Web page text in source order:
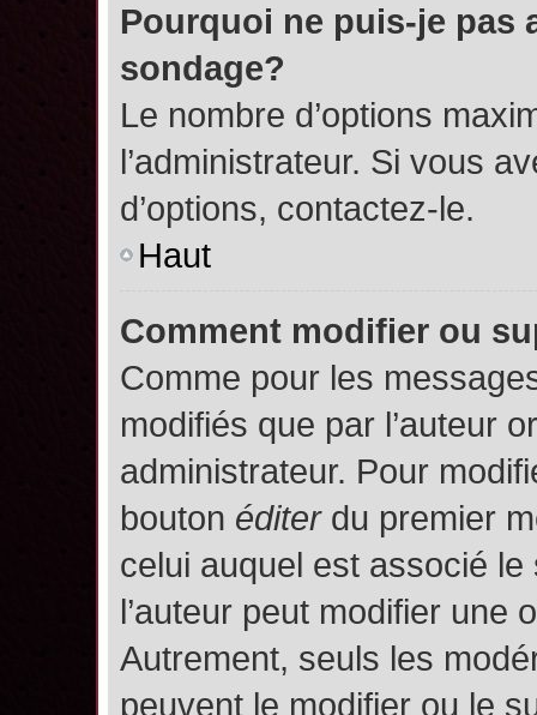
Pourquoi ne puis-je pas
sondage?
Le nombre d’options
l’administrateur. Si vous
d’options, contactez-le.
Haut
Comment modifier ou
Comme pour les
modifiés que par l’auteur
administrateur. Pour
bouton éditerdu premier
celui auquel est associé le
l’auteur peut modifier une
Autrement, seuls les
peuvent le modifier ou le